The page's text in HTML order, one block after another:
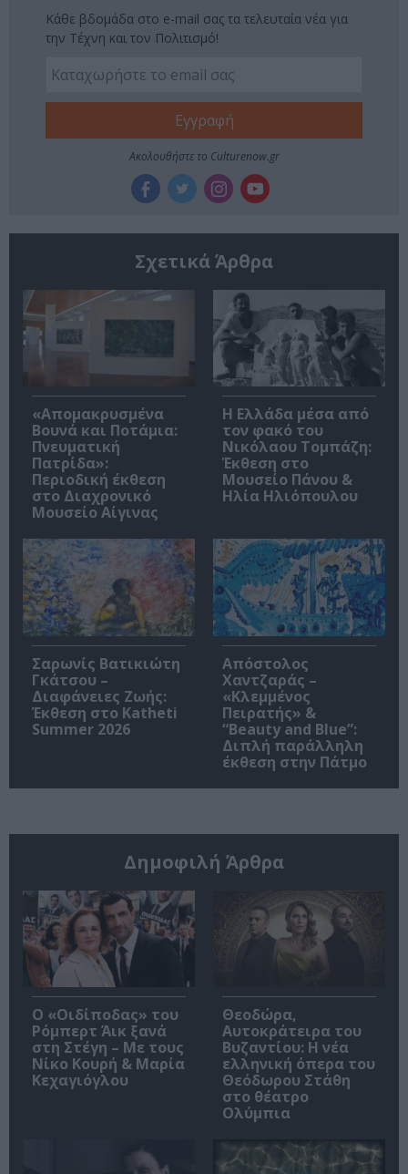
Κάθε βδομάδα στο e-mail σας τα τελευταία νέα για
την Τέχνη και τον Πολιτισμό!
Ακολουθήστε το Culturenow.gr
Σχετικά Άρθρα
«Απομακρυσμένα
Βουνά και Ποτάμια:
Πνευματική
Πατρίδα»:
Περιοδική έκθεση
στο Διαχρονικό
Μουσείο Αίγινας
Η Ελλάδα μέσα από
τον φακό του
Νικόλαου Τομπάζη:
Έκθεση στο
Μουσείο Πάνου &
Ηλία Ηλιόπουλου
Σαρωνίς Βατικιώτη
Γκάτσου –
Διαφάνειες Ζωής:
Έκθεση στο Katheti
Summer 2026
Απόστολος
Χαντζαράς –
«Κλεμμένος
Πειρατής» &
“Beauty and Blue”:
Διπλή παράλληλη
έκθεση στην Πάτμο
Δημοφιλή Άρθρα
O «Οιδίποδας» του
Ρόμπερτ Άικ ξανά
στη Στέγη – Με τους
Νίκο Κουρή & Μαρία
Κεχαγιόγλου
Θεοδώρα,
Αυτοκράτειρα του
Βυζαντίου: Η νέα
ελληνική όπερα του
Θεόδωρου Στάθη
στο θέατρο
Ολύμπια